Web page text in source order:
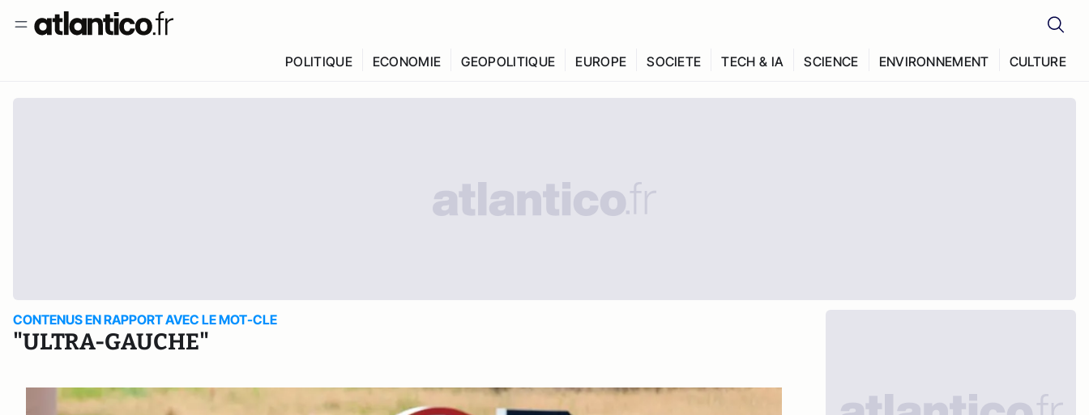
POLITIQUE ECONOMIE GEOPOLITIQUE EUROPE SOCIETE TECH & IA SCIENCE ENVIRONNEMENT CULTURE
CONTENUS EN RAPPORT AVEC LE MOT-CLE
"ULTRA-GAUCHE"